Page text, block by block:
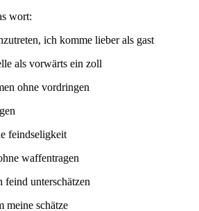
wort:
ich komme lieber als gast
als vorwärts ein zoll
ohne vordringen
feindseligkeit
waffentragen
feind unterschätzen
meine schätze